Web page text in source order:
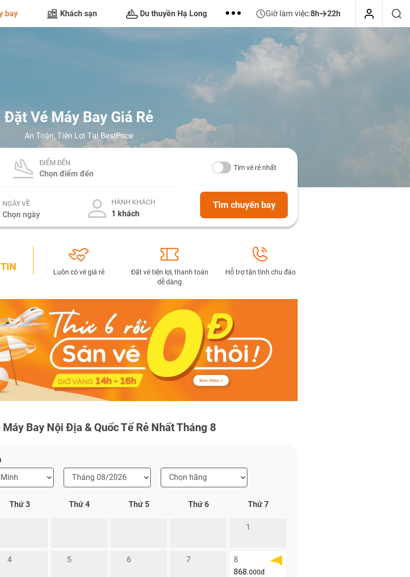
bay Khách sạn Du thuyền Hạ Long Giờ làm việc:8h 22h
Đặt Vé Máy Bay Giá Rẻ
An Toàn, Tiện Lợi Tại BestPrice
ĐIỂM ĐẾN
NGÀY VỀ HÀNH KHÁCH
Tìm vé rẻ nhất
Tìm chuyến bay
Luôn có vé giá rẻ
Đặt vé tiện lợi, thanh toán
dễ dàng
Hỗ trợ tận tình chu đáo
Máy Bay Nội Địa & Quốc Tế Rẻ Nhất Tháng 8
Thứ 3 Thứ 4 Thứ 5 Thứ 6 Thứ 7
1
4 5 6 7
8
868.000đ
TƯ VẤN NGAY
TƯ VẤN NGAY
TƯ VẤN NGAY